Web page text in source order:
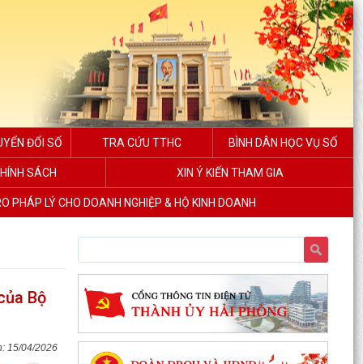
ĐỔI SỐ TRA CỨU TTHC BÌNH DÂN HỌC VỤ SỐ
SÁCH XIN Ý KIẾN THAM GIA
PHÁP LÝ CHO DOANH NGHIỆP & HỘ KINH DOANH
Bộ
15/04/2026